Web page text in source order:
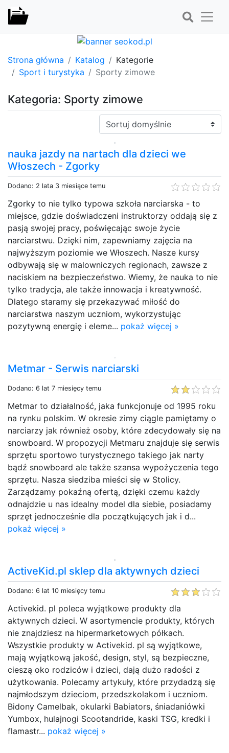
Strona główna Katalog
Kategorie
Sport i turystyka
Sporty zimowe
Kategoria: Sporty zimowe
Sortuj:
nauka jazdy na nartach dla dzieci we
Włoszech - Zgorky
Dodano: 2 lata 3 miesiące temu
Zgorky to nie tylko typowa szkoła narciarska - to
miejsce, gdzie doświadczeni instruktorzy oddają się z
pasją swojej pracy, poświęcając swoje życie
narciarstwu. Dzięki nim, zapewniamy zajęcia na
najwyższym poziomie we Włoszech. Nasze kursy
odbywają się w malowniczych regionach, zawsze z
naciskiem na bezpieczeństwo. Wiemy, że nauka to nie
tylko tradycja, ale także innowacja i kreatywność.
Dlatego staramy się przekazywać miłość do
narciarstwa naszym uczniom, wykorzystując
pozytywną energię i eleme... pokaż więcej »
Metmar - Serwis narciarski
Dodano: 6 lat 7 miesięcy temu
Metmar to działalność, jaka funkcjonuje od 1995 roku
na rynku polskim. W okresie zimy ciągle pamiętamy o
narciarzy jak również osoby, które zdecydowały się na
snowboard. W propozycji Metmaru znajduje się serwis
sprzętu sportowo turystycznego takiego jak narty
bądź snowboard ale także szansa wypożyczenia tego
sprzętu. Nasza siedziba mieści się w Stolicy.
Zarządzamy pokaźną ofertą, dzięki czemu każdy
odnajdzie u nas idealny model dla siebie, posiadamy
sprzęt jednocześnie dla początkujących jak i d...
pokaż więcej »
ActiveKid.pl sklep dla aktywnych dzieci
Dodano: 6 lat 10 miesięcy temu
Activekid. pl poleca wyjątkowe produkty dla
aktywnych dzieci. W asortymencie produkty, których
nie znajdziesz na hipermarketowych półkach.
Wszystkie produkty w Activekid. pl są wyjątkowe,
mają wyjątkową jakość, design, styl, są bezpieczne,
cieszą oko rodziców i dzieci, dają dużo radości z
użytkowania. Polecamy artykuły, które przydadzą się
najmłodszym dzieciom, przedszkolakom i uczniom.
Bidony Camelbak, okularki Babiators, śniadaniówki
Yumbox, hulajnogi Scootandride, kaski TSG, kredki i
flamastr... pokaż więcej »